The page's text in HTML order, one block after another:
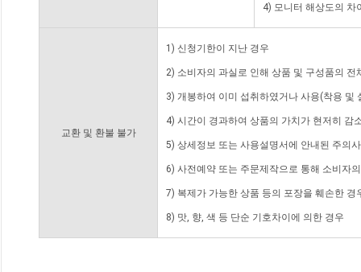
4) 모니터 해상도의 차
교환 및 환불 불가
1) 신청기한이 지난 경우
2) 소비자의 과실로 인해 상품 및 구성품의
3) 개봉하여 이미 섭취하였거나 사용(착용 및
4) 시간이 경과하여 상품의 가치가 현저히 감
5) 상세정보 또는 사용설명서에 안내된 주의
6) 사전예약 또는 주문제작으로 통해 소비자
7) 복제가 가능한 상품 등의 포장을 훼손한 경
8) 맛, 향, 색 등 단순 기호차이에 의한 경우